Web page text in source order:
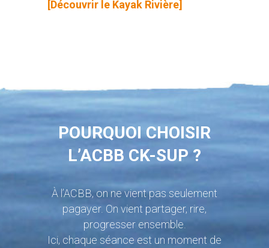
[Découvrir le Kayak Rivière]
POURQUOI CHOISIR
L’ACBB CK-SUP ?
À l’ACBB, on ne vient pas seulement
pagayer. On vient partager, rire,
progresser ensemble.
Ici, chaque séance est un moment de